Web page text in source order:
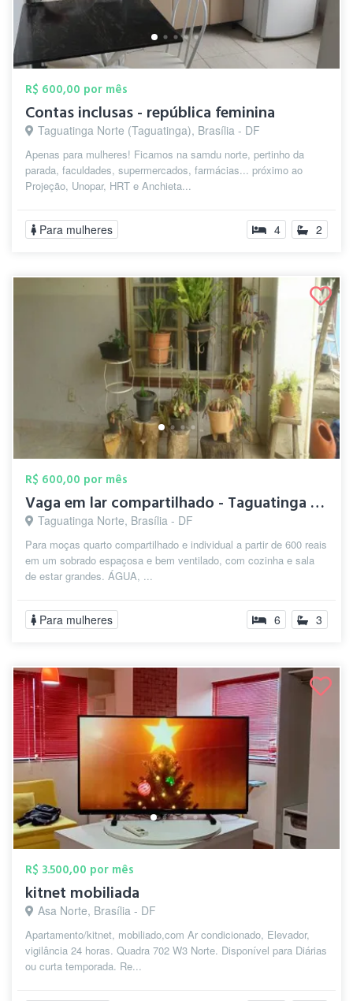
R$ 600,00 por mês
Contas inclusas - república feminina
Taguatinga Norte (Taguatinga), Brasília - DF
Apenas para mulheres! Ficamos na samdu norte, pertinho da
parada, faculdades, supermercados, farmácias... próximo ao
Projeção, Unopar, HRT e Anchieta...
Para mulheres 4 2
R$ 600,00 por mês
Vaga em lar compartilhado - Taguatinga n...
Taguatinga Norte, Brasília - DF
Para moças quarto compartilhado e individual a partir de 600 reais
em um sobrado espaçosa e bem ventilado, com cozinha e sala
de estar grandes. ÁGUA, ...
Para mulheres 6 3
R$ 3.500,00 por mês
kitnet mobiliada
Asa Norte, Brasília - DF
Apartamento/kitnet, mobiliado,com Ar condicionado, Elevador,
vigilância 24 horas. Quadra 702 W3 Norte. Disponível para Diárias
ou curta temporada. Re...